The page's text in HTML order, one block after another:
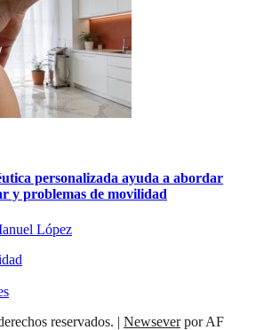
personalizada ayuda a abordar
y problemas de movilidad
López
reservados. | Newseverpor AF